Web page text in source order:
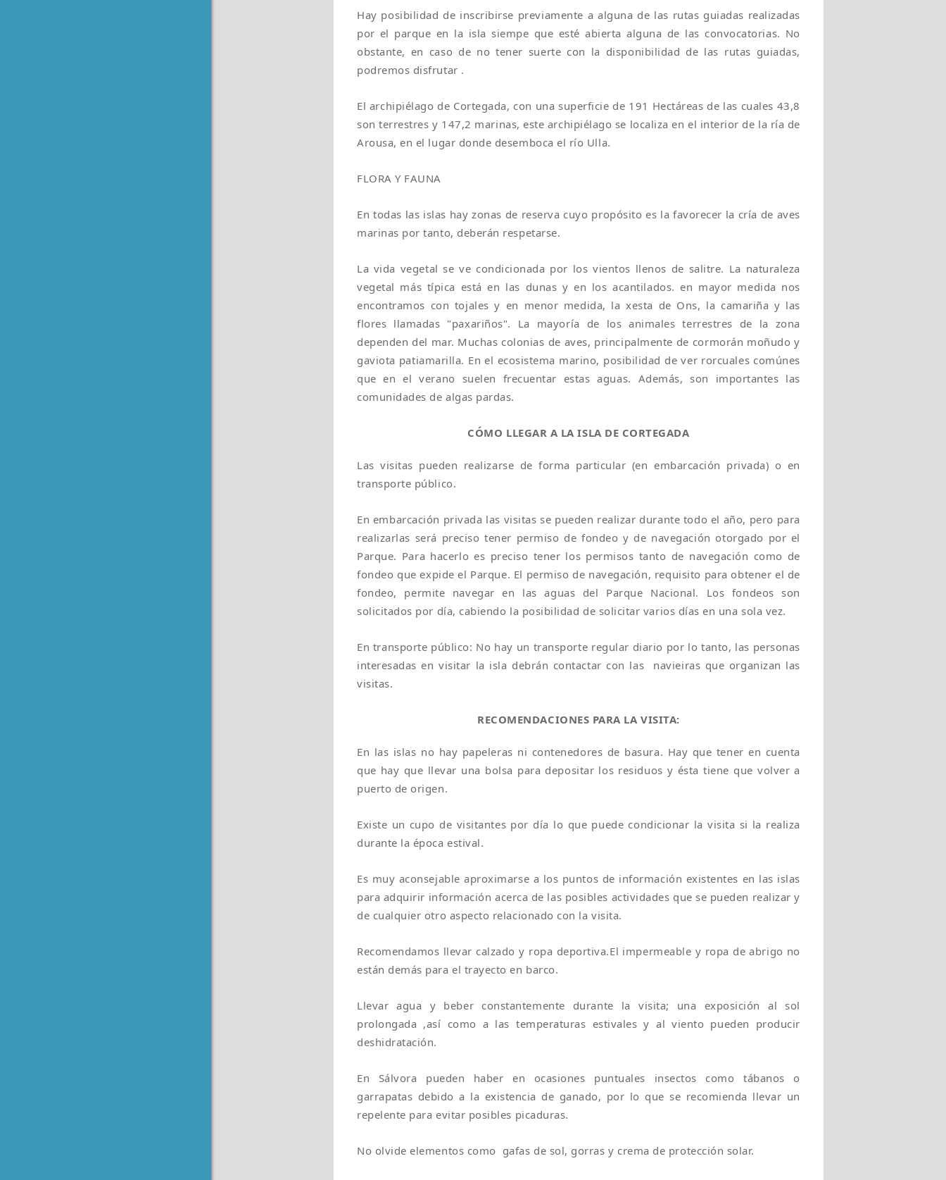
Hay posibilidad de inscribirse previamente a alguna de las rutas guiadas realizadas
por el parque en la isla siempe que esté abierta alguna de las convocatorias. No
obstante, en caso de no tener suerte con la disponibilidad de las rutas guiadas,
podremos disfrutar .
El archipiélago de Cortegada, con una superficie de 191 Hectáreas de las cuales 43,8
son terrestres y 147,2 marinas, este archipiélago se localiza en el interior de la ría de
Arousa, en el lugar donde desemboca el río Ulla.
FLORA Y FAUNA
En todas las islas hay zonas de reserva cuyo propósito es la favorecer la cría de aves
marinas por tanto, deberán respetarse.
La vida vegetal se ve condicionada por los vientos llenos de salitre. La naturaleza
vegetal más típica está en las dunas y en los acantilados. en mayor medida nos
encontramos con tojales y en menor medida, la xesta de Ons, la camariña y las
flores llamadas "paxariños". La mayoría de los animales terrestres de la zona
dependen del mar. Muchas colonias de aves, principalmente de cormorán moñudo y
gaviota patiamarilla. En el ecosistema marino, posibilidad de ver rorcuales comúnes
que en el verano suelen frecuentar estas aguas. Además, son importantes las
comunidades de algas pardas.
CÓMO LLEGAR A LA ISLA DE CORTEGADA
Las visitas pueden realizarse de forma particular (en embarcación privada) o en
transporte público.
En embarcación privada las visitas se pueden realizar durante todo el año, pero para
realizarlas será preciso tener permiso de fondeo y de navegación otorgado por el
Parque. Para hacerlo es preciso tener los permisos tanto de navegación como de
fondeo que expide el Parque. El permiso de navegación, requisito para obtener el de
fondeo, permite navegar en las aguas del Parque Nacional. Los fondeos son
solicitados por día, cabiendo la posibilidad de solicitar varios días en una sola vez.
En transporte público: No hay un transporte regular diario por lo tanto, las personas
interesadas en visitar la isla debrán contactar con las navieiras que organizan las
visitas.
RECOMENDACIONES PARA LA VISITA:
En las islas no hay papeleras ni contenedores de basura. Hay que tener en cuenta
que hay que llevar una bolsa para depositar los residuos y ésta tiene que volver a
puerto de origen.
Existe un cupo de visitantes por día lo que puede condicionar la visita si la realiza
durante la época estival.
Es muy aconsejable aproximarse a los puntos de información existentes en las islas
para adquirir información acerca de las posibles actividades que se pueden realizar y
de cualquier otro aspecto relacionado con la visita.
Recomendamos llevar calzado y ropa deportiva.El impermeable y ropa de abrigo no
están demás para el trayecto en barco.
Llevar agua y beber constantemente durante la visita; una exposición al sol
prolongada ,así como a las temperaturas estivales y al viento pueden producir
deshidratación.
En Sálvora pueden haber en ocasiones puntuales insectos como tábanos o
garrapatas debido a la existencia de ganado, por lo que se recomienda llevar un
repelente para evitar posibles picaduras.
No olvide elementos como gafas de sol, gorras y crema de protección solar.